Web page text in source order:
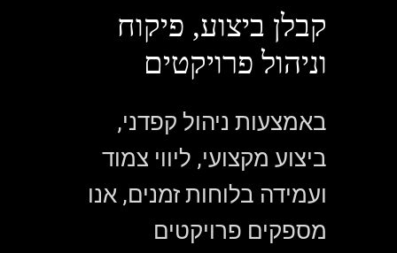
קבלן ביצוע, פיקוח
וניהול פרויקטים
באמצעות ניהול קפדני,
ביצוע מקצועי, ליווי צמוד
ועמידה בלוחות זמנים, אנו
מספקים פרויקטים